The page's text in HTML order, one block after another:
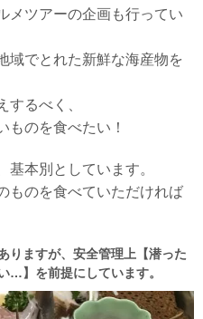
メツアーの企画も行ってい
域でとれた新鮮な海産物を
するべく、
ものを食べたい！
本別としています。
ものを食べていただければ
りますが、安全管理上【潜った
…】を前提にしています。